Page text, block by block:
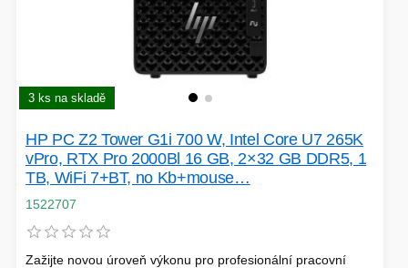
HERNÍ STOLY
NABÍJECÍ STANICE
SVÍTILNY
ANTÉNY
INDUKCE - VAŘIČE
3 ks na skladě
HP PC Z2 Tower G1i 700 W, Intel Core U7 265K
vPro, RTX Pro 2000Bl 16 GB, 2×32 GB DDR5, 1
TB, WiFi 7+BT, no Kb+mouse…
1522707
Zažijte novou úroveň výkonu pro profesionální pracovní